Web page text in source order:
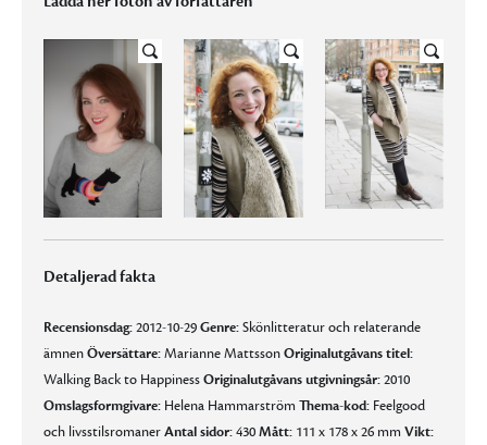
Detaljerad fakta
Recensionsdag:2012-10-29Genre:Skönlitteratur och relaterande
ämnenÖversättare:Marianne MattssonOriginalutgåvans titel:
Walking Back to HappinessOriginalutgåvans utgivningsår:2010
Omslagsformgivare: Helena HammarströmThema-kod: Feelgood
och livsstilsromanerAntal sidor:430Mått: 111 x 178 x 26 mmVikt: